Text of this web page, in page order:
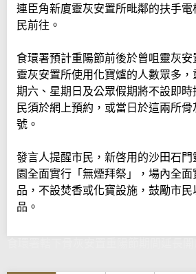
連臣角新廈靈灰安置所毗鄰的扶手
民前往。
食環署預計重陽節前後於曾咀靈灰
靈灰安置所使用化寶爐的人數眾多
期六、星期日及公眾假期將不設即
民須於網上預約，或當日於這兩所
號。
發言人提醒市民，新啓用的沙田石
園全面實行「無煙拜祭」，場內全
品，不設焚香或化寶設施，鼓勵市
品。